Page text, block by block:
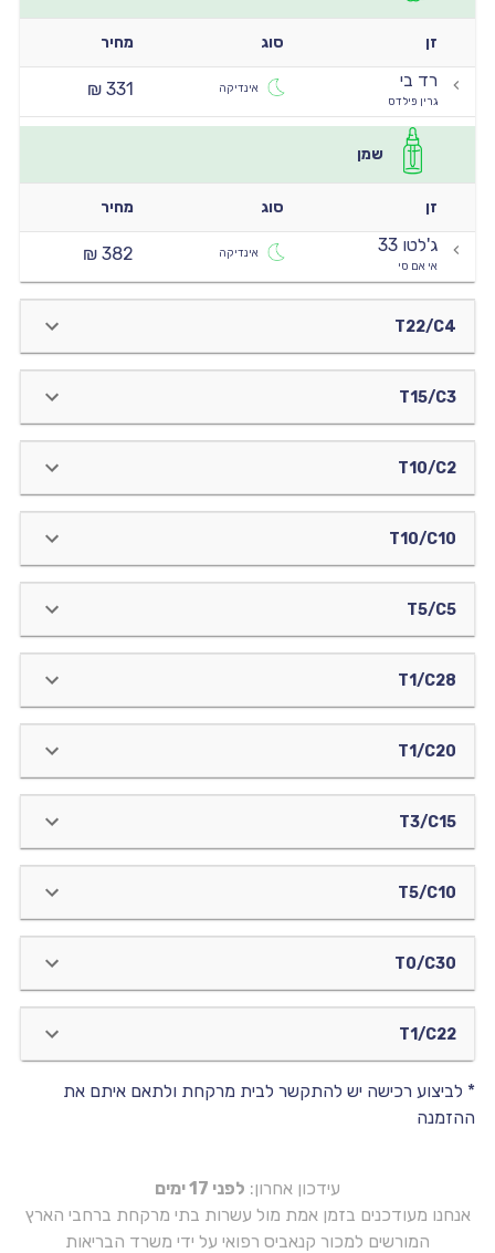
זן סוג מחיר
רד בי
גרין פילדס
אינדיקה 331 ₪
שמן
זן סוג מחיר
ג'לטו 33
אי אם סי
אינדיקה 382 ₪
T22/C4
T15/C3
T10/C2
T10/C10
T5/C5
T1/C28
T1/C20
T3/C15
T5/C10
T0/C30
T1/C22
* לביצוע רכישה יש להתקשר לבית מרקחת ולתאם איתם את
ההזמנה
עידכון אחרון: לפני 17 ימים
אנחנו מעודכנים בזמן אמת מול עשרות בתי מרקחת ברחבי הארץ
המורשים למכור קנאביס רפואי על ידי משרד הבריאות